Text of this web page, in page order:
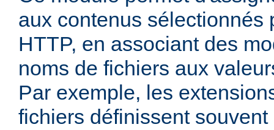
aux contenus sélectionnés
HTTP, en associant des
noms de fichiers aux
Par exemple, les
fichiers définissent